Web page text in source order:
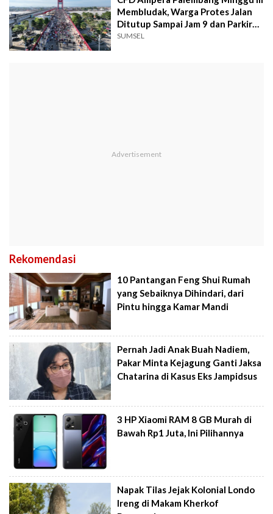
Membludak, Warga Protes Jalan
Ditutup Sampai Jam 9 dan Parkir
Mahal
SUMSEL
Rekomendasi
10 Pantangan Feng Shui Rumah
yang Sebaiknya Dihindari, dari
Pintu hingga Kamar Mandi
Pernah Jadi Anak Buah Nadiem,
Pakar Minta Kejagung Ganti Jaksa
Chatarina di Kasus Eks Jampidsus
3 HP Xiaomi RAM 8 GB Murah di
Bawah Rp1 Juta, Ini Pilihannya
Napak Tilas Jejak Kolonial Londo
Ireng di Makam Kherkof